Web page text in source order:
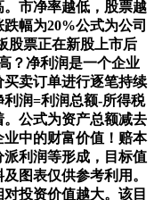
市净率越低，股票越
幅为20%公式为公司
股票正在新股上市后
？净利润是一个企业
卖订单进行逐笔持续
润=利润总额-所得税
公式为资产总额减去
中的财富价值！赔本
利润等形成，目标值
图表仅供参考利用。
投资价值越大。该目